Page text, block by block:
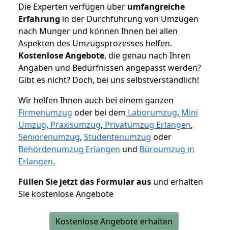
Die Experten verfügen über umfangreiche
Erfahrung in der Durchführung von Umzügen
nach Munger und können Ihnen bei allen
Aspekten des Umzugsprozesses helfen.
Kostenlose Angebote, die genau nach Ihren
Angaben und Bedürfnissen angepasst werden?
Gibt es nicht? Doch, bei uns selbstverständlich!
Wir helfen Ihnen auch bei einem ganzen
Firmenumzug oder bei dem Laborumzug, Mini
Umzug, Praxisumzug, Privatumzug Erlangen,
Seniorenumzug, Studentenumzug oder
Behördenumzug Erlangen und Büroumzug in
Erlangen.
Füllen Sie jetzt das Formular aus und erhalten
Sie kostenlose Angebote
Kostenlose Angebote erhalten